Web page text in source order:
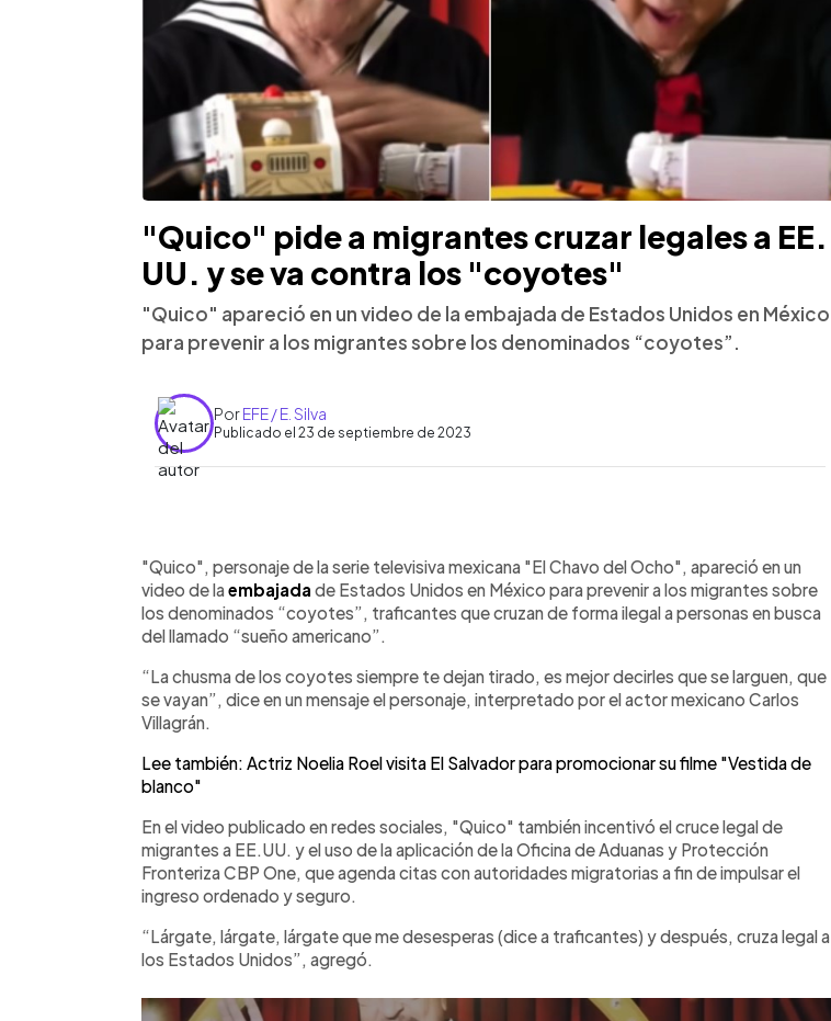
"Quico" pide a migrantes cruzar legales a EE.
UU. y se va contra los "coyotes"
"Quico" apareció en un video de la embajada de Estados Unidos en México
para prevenir a los migrantes sobre los denominados “coyotes”.
PorEFE / E. Silva
Publicado el 23 de septiembre de 2023
Escuchar artículo
"Quico", personaje de la serie televisiva mexicana "El Chavo del Ocho", apareció en un
video de laembajada de Estados Unidos en México para prevenir a los migrantes sobre
los denominados “coyotes”, traficantes que cruzan de forma ilegal a personas en busca
del llamado “sueño americano”.
“La chusma de los coyotes siempre te dejan tirado, es mejor decirles que se larguen, que
se vayan”, dice en un mensaje el personaje, interpretado por el actor mexicano Carlos
Villagrán.
Lee también: Actriz Noelia Roel visita El Salvador para promocionar su filme "Vestida de
blanco"
En el video publicado en redes sociales, "Quico" también incentivó el cruce legal de
migrantes a EE.UU. y el uso de la aplicación de la Oficina de Aduanas y Protección
Fronteriza CBP One, que agenda citas con autoridades migratorias a fin de impulsar el
ingreso ordenado y seguro.
“Lárgate, lárgate, lárgate que me desesperas (dice a traficantes) y después, cruza legal a
los Estados Unidos”, agregó.